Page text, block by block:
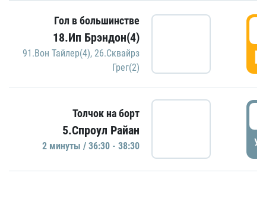
Гол в большинстве
18.Ип Брэндон(4)
91.Вон Тайлер(4), 26.Сквайрз
Грег(2)
Толчок на борт
5.Спроул Райан
2 минуты / 36:30 - 38:30